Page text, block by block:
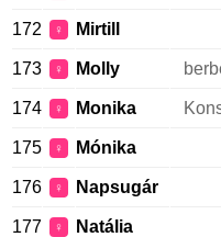
172 ♀ Mirtill
173 ♀ Molly
174 ♀ Monika
175 ♀ Mónika
176 ♀ Napsugár
177 ♀ Natália